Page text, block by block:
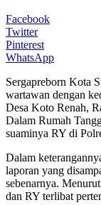
Facebook
Twitter
Pinterest
WhatsApp
Sergapreborn Kota
wartawan dengan
Desa Koto Renah,
Dalam Rumah
suaminya RY di
Dalam
laporan yang
sebenarnya.
dan RY terlibat